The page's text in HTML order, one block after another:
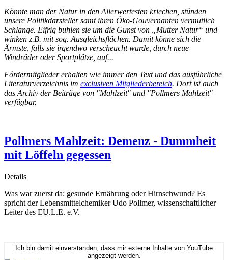
Könnte man der Natur in den Allerwertesten kriechen, stünden
unsere Politikdarsteller samt ihren Öko-Gouvernanten vermutlich
Schlange. Eifrig buhlen sie um die Gunst von „Mutter Natur“ und
winken z.B. mit sog. Ausgleichsflächen. Damit könne sich die
Ärmste, falls sie irgendwo verscheucht wurde, durch neue
Windräder oder Sportplätze, auf...
Fördermitglieder erhalten wie immer den Text und das ausführliche
Literaturverzeichnis im exclusiven Mitgliederbereich. Dort ist auch
das Archiv der Beiträge von "Mahlzeit" und "Pollmers Mahlzeit"
verfügbar.
Pollmers Mahlzeit: Demenz - Dummheit
mit Löffeln gegessen
Details
Was war zuerst da: gesunde Ernährung oder Hirnschwund? Es
spricht der Lebensmittelchemiker Udo Pollmer, wissenschaftlicher
Leiter des EU.L.E. e.V.
Ich bin damit einverstanden, dass mir externe Inhalte von YouTube
angezeigt werden.